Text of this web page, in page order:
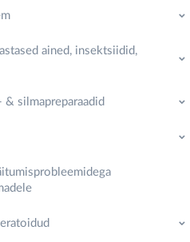
ained, insektsiidid,
& silmapreparaadid